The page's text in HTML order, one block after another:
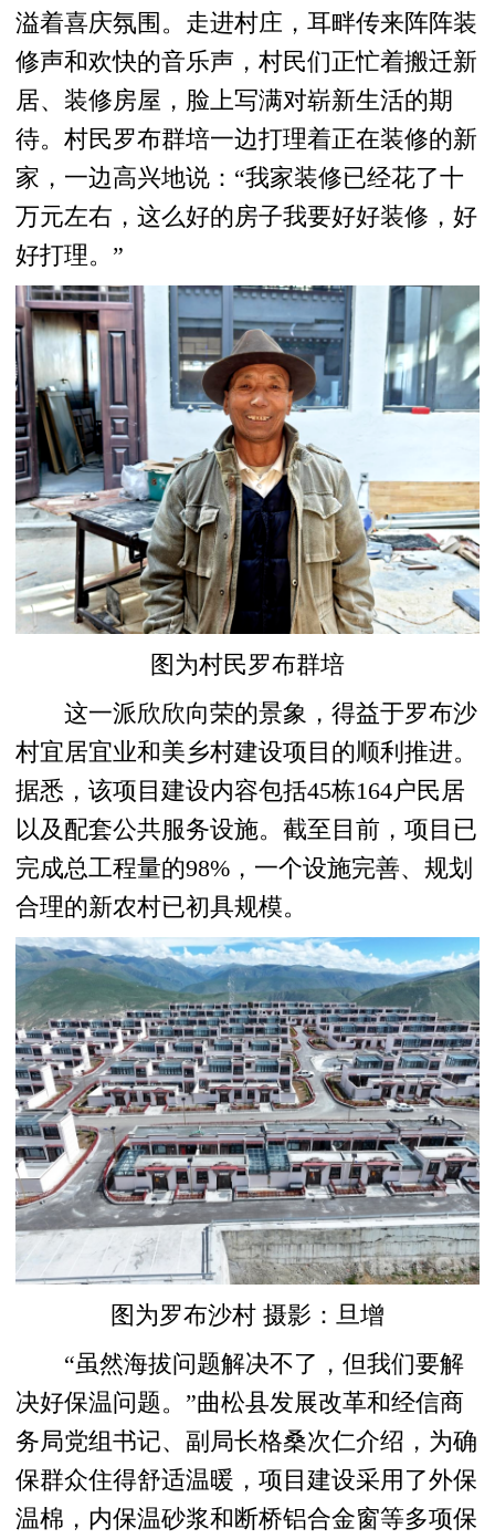
溢着喜庆氛围。走进村庄，耳畔传来阵阵装
修声和欢快的音乐声，村民们正忙着搬迁新
居、装修房屋，脸上写满对崭新生活的期
待。村民罗布群培一边打理着正在装修的新
家，一边高兴地说：“我家装修已经花了十
万元左右，这么好的房子我要好好装修，好
好打理。”
图为村民罗布群培
这一派欣欣向荣的景象，得益于罗布沙
村宜居宜业和美乡村建设项目的顺利推进。
据悉，该项目建设内容包括45栋164户民居
以及配套公共服务设施。截至目前，项目已
完成总工程量的98%，一个设施完善、规划
合理的新农村已初具规模。
图为罗布沙村 摄影：旦增
“虽然海拔问题解决不了，但我们要解
决好保温问题。”曲松县发展改革和经信商
务局党组书记、副局长格桑次仁介绍，为确
保群众住得舒适温暖，项目建设采用了外保
温棉，内保温砂浆和断桥铝合金窗等多项保